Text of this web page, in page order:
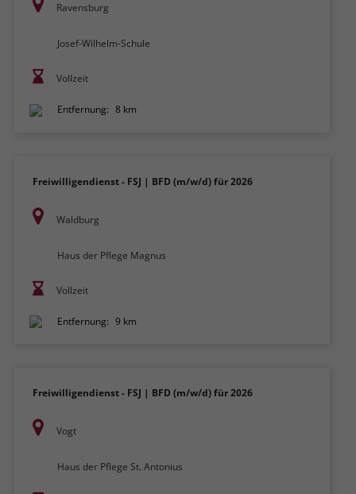
Ravensburg
Josef-Wilhelm-Schule
Vollzeit
Entfernung: 8 km
Freiwilligendienst - FSJ | BFD (m/w/d) für 2026
Waldburg
Haus der Pflege Magnus
Vollzeit
Entfernung: 9 km
Freiwilligendienst - FSJ | BFD (m/w/d) für 2026
Vogt
Haus der Pflege St. Antonius